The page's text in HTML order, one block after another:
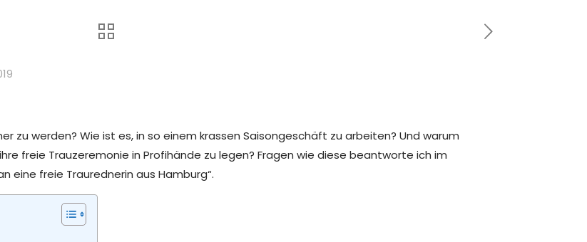
zu werden? Wie ist es, in so einem krassen Saisongeschäft zu arbeiten? Und warum
freie Trauzeremonie in Profihände zu legen? Fragen wie diese beantworte ich im
eine freie Traurednerin aus Hamburg“.